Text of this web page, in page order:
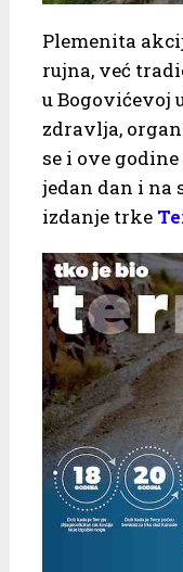
Plemenita
rujna, već
u Bogovićevoj
zdravlja,
se i ove
jedan dan i na
izdanje trke